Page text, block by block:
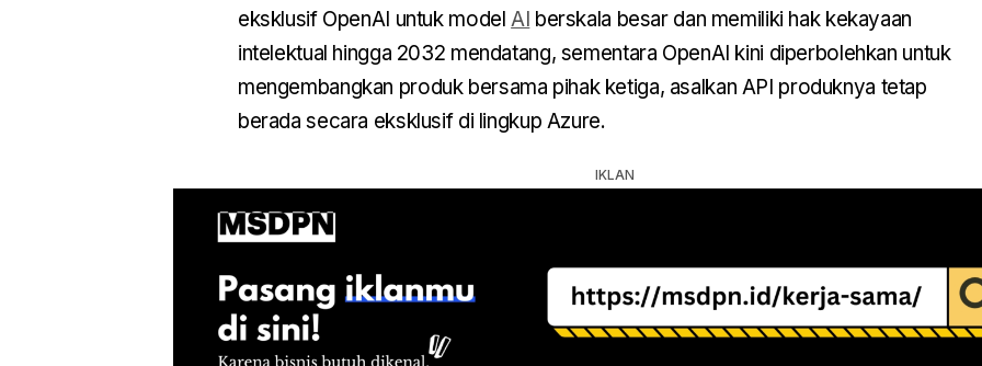
eksklusif OpenAI untuk modelAI berskala besar dan memiliki hak kekayaan
intelektual hingga 2032 mendatang, sementara OpenAI kini diperbolehkan untuk
mengembangkan produk bersama pihak ketiga, asalkan API produknya tetap
berada secara eksklusif di lingkup Azure.